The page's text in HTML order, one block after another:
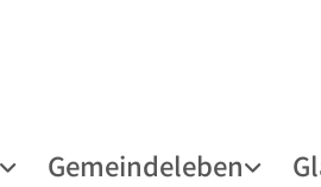
Gemeindeleben